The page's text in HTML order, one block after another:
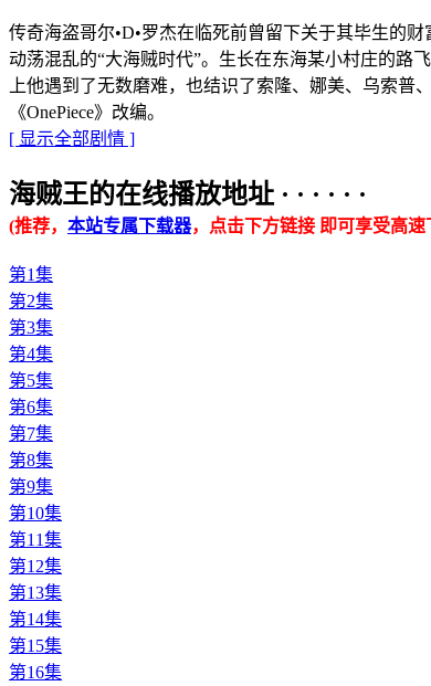
传奇海盗哥尔•D•罗杰在临死前曾留下关于其毕生的
动荡混乱的“大海贼时代”。生长在东海某小村庄的路
上他遇到了无数磨难，也结识了索隆、娜美、乌索
《OnePiece》改编。
[ 显示全部剧情 ]
海贼王的在线播放地址 · · · · · ·
(推荐， 本站专属下载器，点击下方链接 即可享受高
第1集
第2集
第3集
第4集
第5集
第6集
第7集
第8集
第9集
第10集
第11集
第12集
第13集
第14集
第15集
第16集